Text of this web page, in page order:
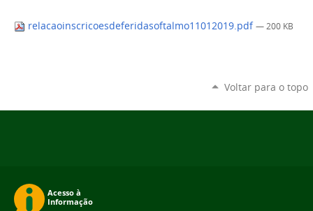
relacaoinscricoesdeferidasoftalmo11012019.pdf — 200 KB
Voltar para o topo